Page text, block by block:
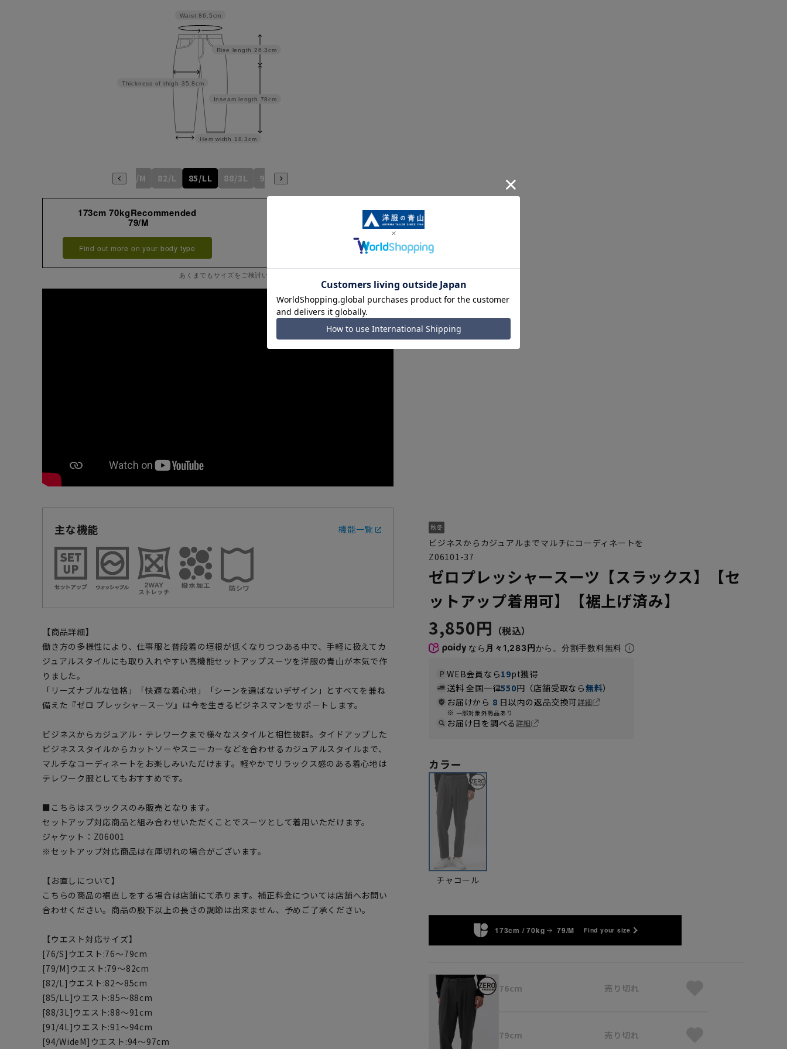
Inseam length 78cm
Rise length 26.3cm
Hem width 18.3cm
Thickness of thigh 35.8cm
Waist 86.5cm
79/M 82/L 85/LL 88/3L 91/4L
173cm 70kgRecommended
79/M
Find out more on your body type
あくまでもサイズをご検討いただく際の目安となります。
主な機能 機能一覧
【商品詳細】
働き方の多様性により、仕事服と普段着の垣根が低くなりつつある中で、手軽に扱えてカ
ジュアルスタイルにも取り入れやすい高機能セットアップスーツを洋服の青山が本気で作
りました。
「リーズナブルな価格」「快適な着心地」「シーンを選ばないデザイン」とすべてを兼ね
備えた『ゼロ プレッシャースーツ』は今を生きるビジネスマンをサポートします。
ビジネスからカジュアル・テレワークまで様々なスタイルと相性抜群。タイドアップした
ビジネススタイルからカットソーやスニーカーなどを合わせるカジュアルスタイルまで、
マルチなコーディネートをお楽しみいただけます。軽やかでリラックス感のある着心地は
テレワーク服としてもおすすめです。
■こちらはスラックスのみ販売となります。
セットアップ対応商品と組み合わせいただくことでスーツとして着用いただけます。
ジャケット：Z06001
※セットアップ対応商品は在庫切れの場合がございます。
【お直しについて】
こちらの商品の裾直しをする場合は店舗にて承ります。補正料金については店舗へお問い
合わせください。商品の股下以上の長さの調節は出来ません、予めご了承ください。
【ウエスト対応サイズ】
[76/S]ウエスト:76～79cm
[79/M]ウエスト:79～82cm
[82/L]ウエスト:82～85cm
[85/LL]ウエスト:85～88cm
[88/3L]ウエスト:88～91cm
[91/4L]ウエスト:91～94cm
[94/WideM]ウエスト:94～97cm
ビジネスからカジュアルまでマルチにコーディネートを
Z06101-37
ゼロプレッシャースーツ【スラックス】【セ
ットアップ着用可】【裾上げ済み】
3,850円
なら 月々1,283円から。分割手数料無料
WEB会員なら19pt獲得
送料 全国一律550円（店舗受取なら無料）
お届けから 8 日以内の返品交換可詳細
一部対象外商品あり
お届け日を調べる詳細
カラー
チャコール
173cm / 70kg 79/M Find your size
76cm 売り切れ
79cm 売り切れ